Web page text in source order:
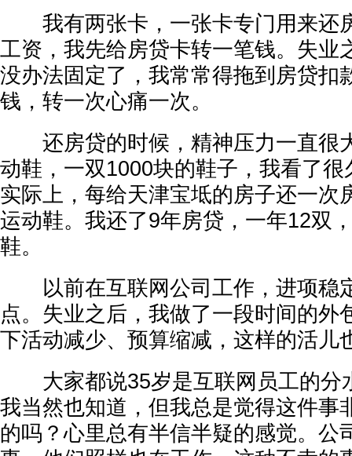
我有两张卡，一张卡专门用来还
工资，我先给房贷卡转一笔钱。失业
没办法固定了，我常常得拖到房贷扣
钱，转一次心痛一次。
还房贷的时候，精神压力一直很
动鞋，一双1000块的鞋子，我看了
实际上，每给天津宝坻的房子还一次
运动鞋。我还了9年房贷，一年12双
鞋。
以前在互联网公司工作，进项稳
点。失业之后，我做了一段时间的外
下活动减少、预算缩减，这样的活儿
大家都说35岁是互联网员工的分
我当然也知道，但我总是觉得这件事
的吗？心里总有半信半疑的感觉。公